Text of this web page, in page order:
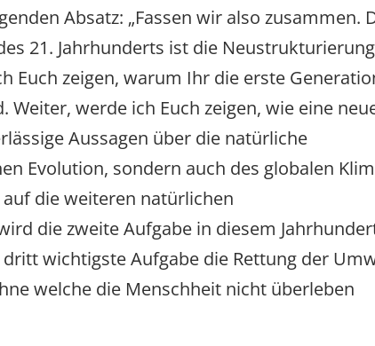
Absatz: „Fassen wir also zusammen.
21. Jahrhunderts ist die Neustrukturierung
Euch zeigen, warum Ihr die erste
werde ich Euch zeigen, wie eine
Aussagen über die natürliche
Evolution, sondern auch des globalen
die weiteren natürlichen
die zweite Aufgabe in diesem
wichtigste Aufgabe die Rettung der
welche die Menschheit nicht überleben